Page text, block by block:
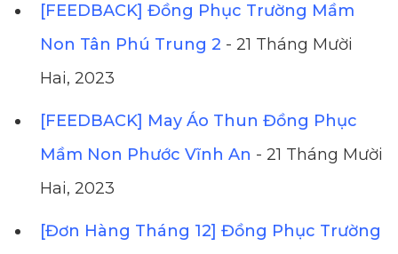
[FEEDBACK] Đồng Phục Trường Mầm
Non Tân Phú Trung 2 - 21 Tháng Mười
Hai, 2023
[FEEDBACK] May Áo Thun Đồng Phục
Mầm Non Phước Vĩnh An - 21 Tháng Mười
Hai, 2023
[Đơn Hàng Tháng 12] Đồng Phục Trường